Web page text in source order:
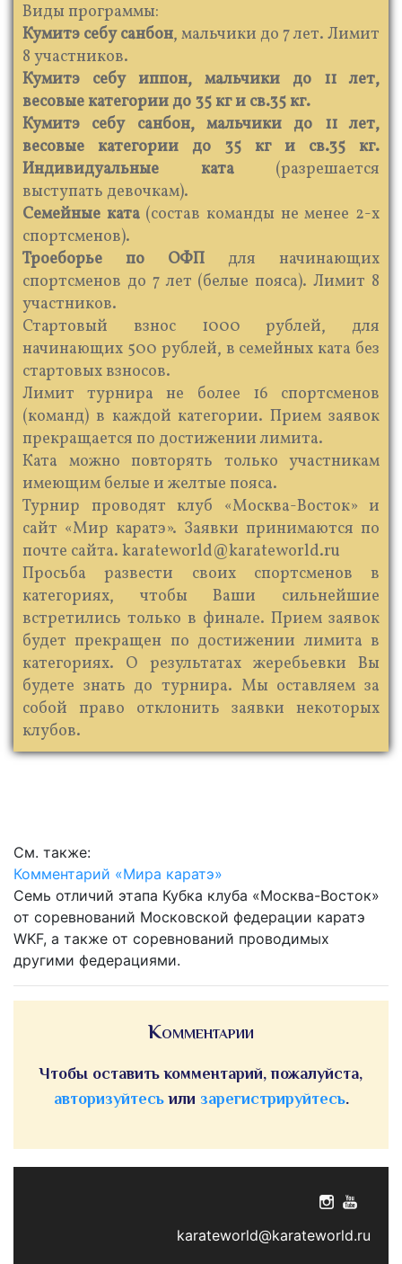
Виды программы:
Кумитэ себу санбон, мальчики до 7 лет. Лимит
8 участников.
Кумитэ себу иппон, мальчики до 11 лет,
весовые категории до 35 кг и св.35 кг.
Кумитэ себу санбон, мальчики до 11 лет,
весовые категории до 35 кг и св.35 кг.
Индивидуальные ката(разрешается
выступать девочкам).
Семейные ката(состав команды не менее 2-х
спортсменов).
Троеборье по ОФП для начинающих
спортсменов до 7 лет (белые пояса). Лимит 8
участников.
Стартовый взнос 1000 рублей, для
начинающих 500 рублей, в семейных ката без
стартовых взносов.
Лимит турнира не более 16 спортсменов
(команд) в каждой категории. Прием заявок
прекращается по достижении лимита.
Ката можно повторять только участникам
имеющим белые и желтые пояса.
Турнир проводят клуб «Москва-Восток» и
сайт «Мир каратэ». Заявки принимаются по
почте сайта. karateworld@karateworld.ru
Просьба развести своих спортсменов в
категориях, чтобы Ваши сильнейшие
встретились только в финале. Прием заявок
будет прекращен по достижении лимита в
категориях. О результатах жеребьевки Вы
будете знать до турнира. Мы оставляем за
собой право отклонить заявки некоторых
клубов.
См. также:
Комментарий «Мира каратэ»
Семь отличий этапа Кубка клуба «Москва-Восток»
от соревнований Московской федерации каратэ
WKF, а также от соревнований проводимых
другими федерациями.
Комментарии
Чтобы оставить комментарий, пожалуйста,
авторизуйтесьили зарегистрируйтесь.
karateworld@karateworld.ru